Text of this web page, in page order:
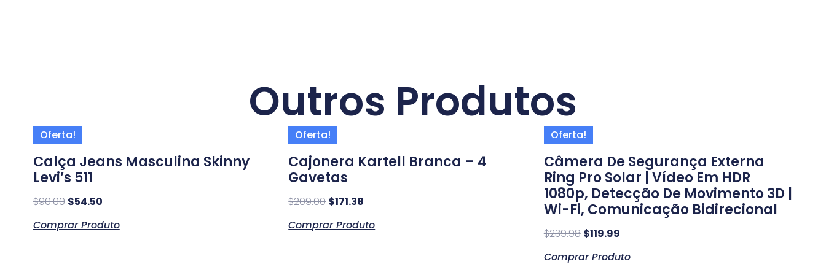
Outros Produtos
Oferta!
Calça Jeans Masculina Skinny
Levi’s 511
$90.00 $54.50
Comprar Produto
Oferta!
Cajonera Kartell Branca – 4
Gavetas
$209.00 $171.38
Comprar Produto
Oferta!
Câmera De Segurança Externa
Ring Pro Solar | Vídeo Em HDR
1080p, Detecção De Movimento 3D |
Wi-Fi, Comunicação Bidirecional
$239.98 $119.99
Comprar Produto